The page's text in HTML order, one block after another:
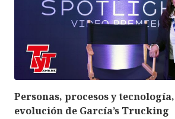
Personas, procesos y
evolución de García’s Trucking